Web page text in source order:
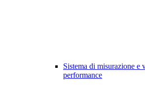
Sistema di misurazione e
performance